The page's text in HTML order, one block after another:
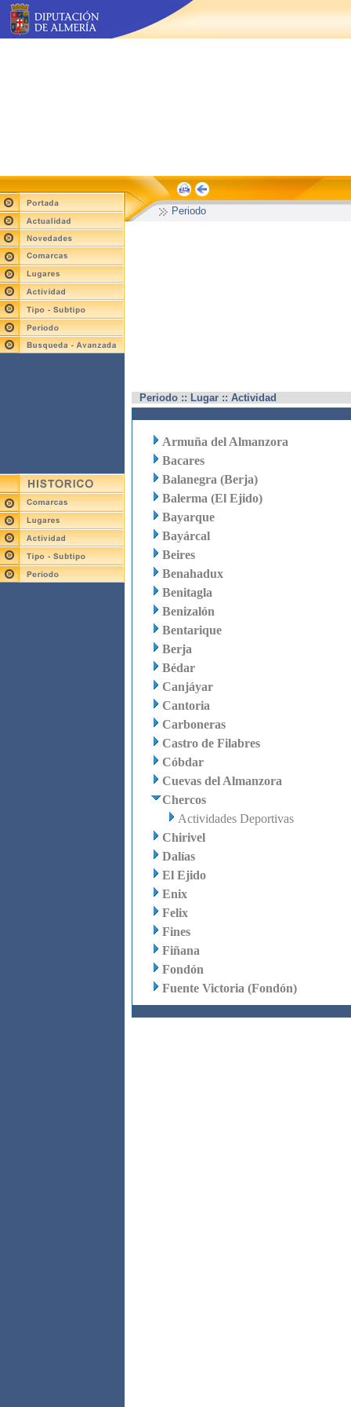
Periodo
Periodo :: Lugar :: Actividad
Armuña del Almanzora
Bacares
Balanegra (Berja)
Balerma (El Ejido)
Bayarque
Bayárcal
Beires
Benahadux
Benitagla
Benizalón
Bentarique
Berja
Bédar
Canjáyar
Cantoria
Carboneras
Castro de Filabres
Cóbdar
Cuevas del Almanzora
Chercos
Actividades Deportivas
Chirivel
Dalías
El Ejido
Enix
Felix
Fines
Fiñana
Fondón
Fuente Victoria (Fondón)